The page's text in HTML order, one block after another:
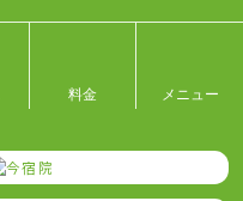
料金 メニュー